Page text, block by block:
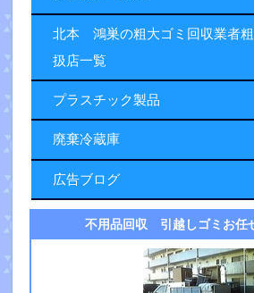
北本 鴻巣の粗大ゴミ回収業者
扱店一覧
プラスチック製品
廃棄冷蔵庫
広告ブログ
不用品回収 引越しゴミお任